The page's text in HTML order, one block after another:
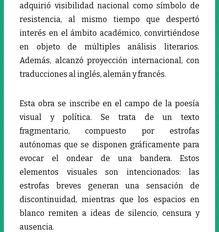
adquirió visibilidad nacional como símbolo de
resistencia, al mismo tiempo que despertó
interés en el ámbito académico, convirtiéndose
en objeto de múltiples análisis literarios.
Además, alcanzó proyección internacional, con
traducciones al inglés, alemán y francés.
Esta obra se inscribe en el campo de la poesía
visual y política. Se trata de un texto
fragmentario, compuesto por estrofas
autónomas que se disponen gráficamente para
evocar el ondear de una bandera. Estos
elementos visuales son intencionados: las
estrofas breves generan una sensación de
discontinuidad, mientras que los espacios en
blanco remiten a ideas de silencio, censura y
ausencia.